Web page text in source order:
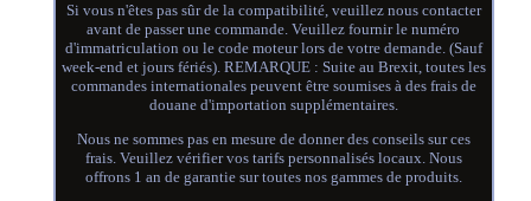
Si vous n'êtes pas sûr de la compatibilité, veuillez nous contacter
avant de passer une commande. Veuillez fournir le numéro
d'immatriculation ou le code moteur lors de votre demande. (Sauf
week-end et jours fériés). REMARQUE : Suite au Brexit, toutes les
commandes internationales peuvent être soumises à des frais de
douane d'importation supplémentaires.
Nous ne sommes pas en mesure de donner des conseils sur ces
frais. Veuillez vérifier vos tarifs personnalisés locaux. Nous
offrons 1 an de garantie sur toutes nos gammes de produits.